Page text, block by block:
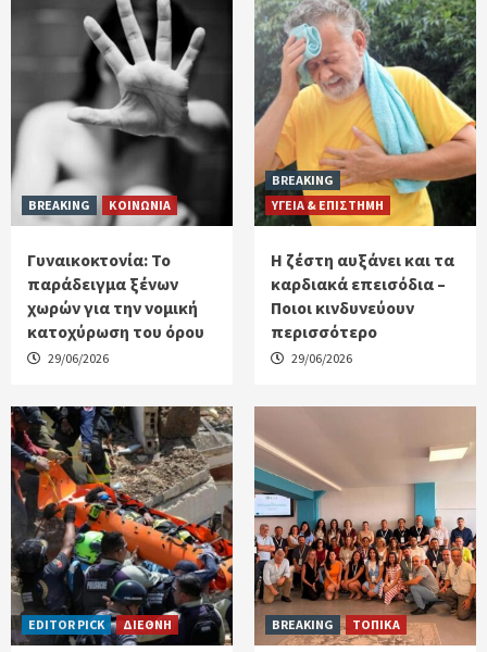
BREAKING ΚΟΙΝΩΝΙΑ
Γυναικοκτονία: Το
παράδειγμα ξένων
χωρών για την νομική
κατοχύρωση του όρου
29/06/2026
BREAKING
ΥΓΕΙΑ & ΕΠΙΣΤΗΜΗ
Η ζέστη αυξάνει και τα
καρδιακά επεισόδια –
Ποιοι κινδυνεύουν
περισσότερο
29/06/2026
EDITOR PICK ΔΙΕΘΝΗ BREAKING ΤΟΠΙΚΑ